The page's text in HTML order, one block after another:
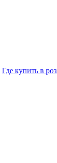
Где купить в